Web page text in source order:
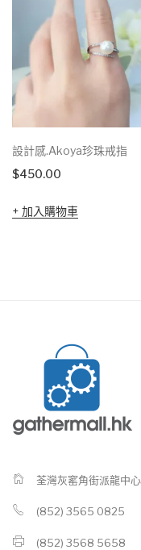
設計感.Akoya珍珠戒指
$450.00
加入購物車
荃灣灰窰角街派龍中
(852) 3565 0825
(852) 3568 5658